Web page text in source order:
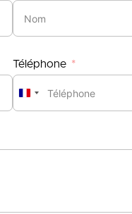
Téléphone
France
+33